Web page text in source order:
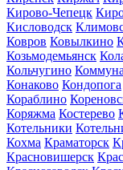
Кирово-Чепецк
Кисловодск
Ковров Ковылкино
Козьмодемьянск
Кольчугино
Конаково Кондопога
Кораблино
Коряжма Костерево
Котельники
Кохма Краматорск
Красновишерск